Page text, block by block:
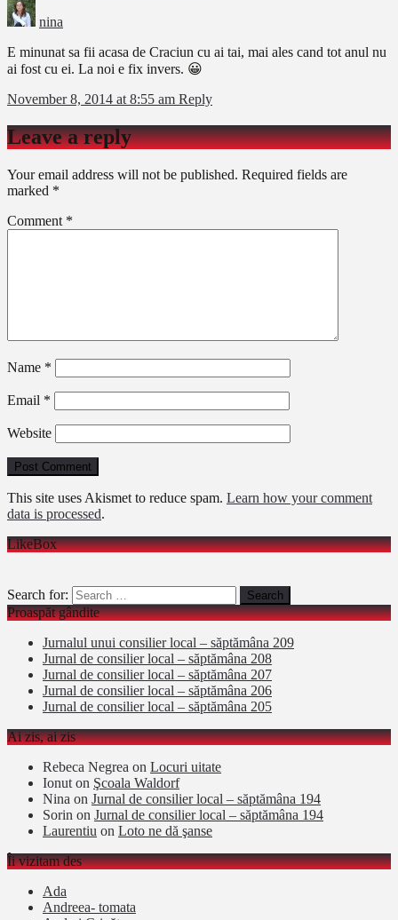
nina
E minunat sa fii acasa de Craciun cu ai tai, mai ales cand tot anul nu
ai fost cu ei. La noi e fix invers. 😀
November 8, 2014 at 8:55 am Reply
Leave a reply
Your email address will not be published. Required fields are
marked *
Comment *
Name *
Email *
Website
This site uses Akismet to reduce spam. Learn how your comment
data is processed.
LikeBox
Search for:
Proaspăt gândite
Jurnalul unui consilier local – săptămâna 209
Jurnal de consilier local – săptămâna 208
Jurnal de consilier local – săptămâna 207
Jurnal de consilier local – săptămâna 206
Jurnal de consilier local – săptămâna 205
Ai zis, ai zis
Rebeca Negrea on Locuri uitate
Ionut on Şcoala Waldorf
Nina on Jurnal de consilier local – săptămâna 194
Sorin on Jurnal de consilier local – săptămâna 194
Laurentiu on Loto ne dă şanse
Îi vizitam des
Ada
Andreea- tomata